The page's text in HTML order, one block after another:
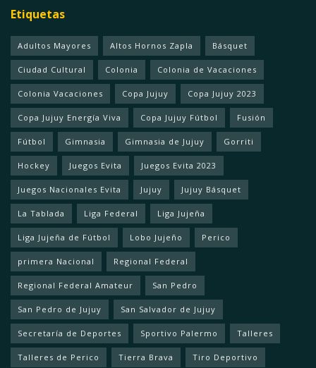
Etiquetas
Adultos Mayores Altos Hornos Zapla Básquet
Ciudad Cultural Colonia Colonia de Vacaciones
Colonia Vacaciones Copa Jujuy Copa Jujuy 2023
Copa Jujuy Energía Viva Copa Jujuy Fútbol Fusión
Fútbol Gimnasia Gimnasia de Jujuy Gorriti
Hockey Juegos Evita Juegos Evita 2023
Juegos Nacionales Evita Jujuy Jujuy Básquet
La Tablada Liga Federal Liga Jujeña
Liga Jujeña de Fútbol Lobo Jujeño Perico
primera Nacional Regional Federal
Regional Federal Amateur San Pedro
San Pedro de Jujuy San Salvador de Jujuy
Secretaría de Deportes Sportivo Palermo Talleres
Talleres de Perico Tierra Brava Tiro Deportivo